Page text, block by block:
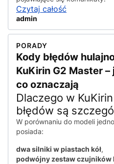
Czytaj całość
admin
PORADY
Kody błędów
KuKirin G2 Master
co oznaczają
Dlaczego w
błędów są
W porównaniu do modeli
posiada:
dwa silniki w piastach kół,
podwójny zestaw czujników